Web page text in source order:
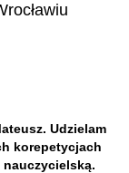
Udzielam
korepetycjach
nauczycielską.